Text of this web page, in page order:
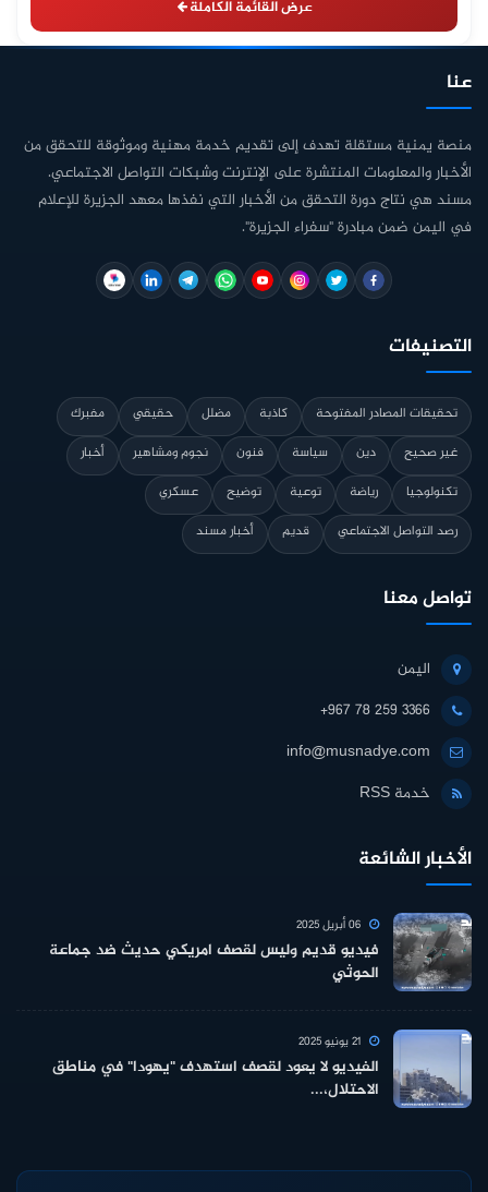
عرض القائمة الكاملة
عنا
منصة يمنية مستقلة تهدف إلى تقديم خدمة مهنية وموثوقة للتحقق من
الأخبار والمعلومات المنتشرة على الإنترنت وشبكات التواصل الاجتماعي.
مسند هي نتاج دورة التحقق من الأخبار التي نفذها معهد الجزيرة للإعلام
في اليمن ضمن مبادرة "سفراء الجزيرة".
التصنيفات
تحقيقات المصادر المفتوحة كاذبة مضلل حقيقي
مفبرك
غير صحيح
دين سياسة فنون نجوم ومشاهير
أخبار
تكنولوجيا
رياضة توعية توضيح
عسكري
رصد التواصل الاجتماعي
قديم أخبار مسند
تواصل معنا
اليمن
+967 78 259 3366
info@musnadye.com
خدمة RSS
الأخبار الشائعة
فيديو قديم وليس لقصف امريكي حديث ضد جماعة
الحوثي
الفيديو لا يعود لقصف استهدف "يهودا" في مناطق
الاحتلال،...